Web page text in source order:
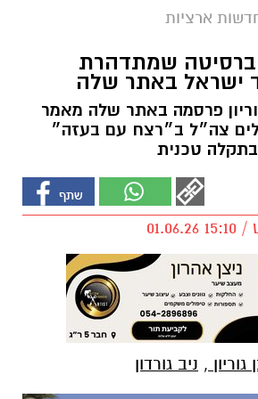
ארציות
שמתדהרת
ישראל באתר שלה
פרסמה באתר שלה מאמר
צה״ל ב״רצח עם בעזה״
טכנית
, ניב גורדון